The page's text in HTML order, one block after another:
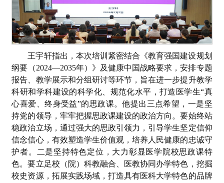
王宇轩指出，本次培训紧密结合《教育强国建设规划
纲要（2024—2035年）》及健康中国战略要求，安排专题
报告、教学展示和分组研讨等环节，旨在进一步提升教学
科研和学科建设的科学化、规范化水平，打造医学生“真
心喜爱、终身受益”的思政课。他提出三点希望，一是坚
持党的领导，牢牢把握思政课建设的政治方向。要始终站
稳政治立场，通过强大的思政引领力，引导学生坚定信仰
信念信心，有效塑造学生价值观，培养人民健康的忠诚守
护者。二是坚持特色定位，大力彰显医学院校思政课特
色。要立足校（院）科教融合、医教协同办学特色，挖掘
校史资源，拓展实践场域，打造具有医科大学特色的品牌